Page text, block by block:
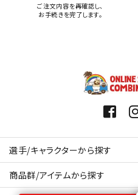
ご注文内容を再確認し、
お手続きを完了します。
選手/キャラクターから探す
商品群/アイテムから探す